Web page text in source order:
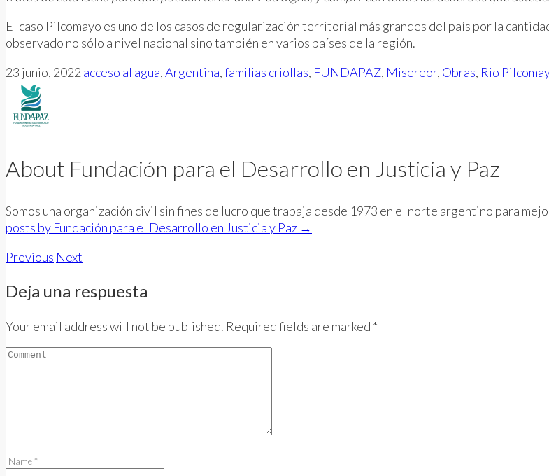
El caso Pilcomayo es uno de los casos de regularización territorial más grandes del país por la
observado no sólo a nivel nacional sino también en varios países de la región.
23 junio, 2022 acceso al agua,Argentina,familias criollas, FUNDAPAZ, Misereor, Obras, Rio
About Fundación para el Desarrollo en Justicia y Paz
Somos una organización civil sin fines de lucro que trabaja desde 1973 en el norte argentino para
posts by Fundación para el Desarrollo en Justicia y Paz →
Previous Next
Deja una respuesta
Your email address will not be published. Required fields are marked *